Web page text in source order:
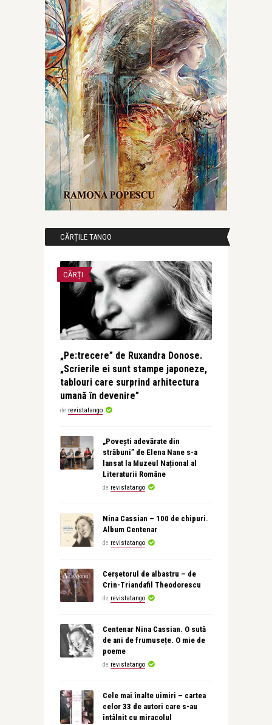
CĂRȚILE TANGO
CĂRȚI
„Pe:trecere” de Ruxandra Donose.
„Scrierile ei sunt stampe japoneze,
tablouri care surprind arhitectura
umană în devenire”
de revistatango
„Povești adevărate din
străbuni” de Elena Nane s-a
lansat la Muzeul Național al
Literaturii Române
de revistatango
Nina Cassian – 100 de chipuri.
Album Centenar
de revistatango
Cerșetorul de albastru – de
Crin-Triandafil Theodorescu
de revistatango
Centenar Nina Cassian. O sută
de ani de frumusețe. O mie de
poeme
de revistatango
Cele mai înalte uimiri – cartea
celor 33 de autori care s-au
întâlnit cu miracolul